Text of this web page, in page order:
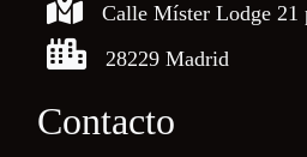
Calle Míster Lodge 21
28229 Madrid
Contacto